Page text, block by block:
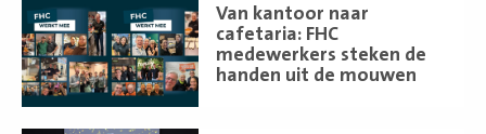
Van kantoor naar
cafetaria: FHC
medewerkers steken de
handen uit de mouwen
Lees
meer